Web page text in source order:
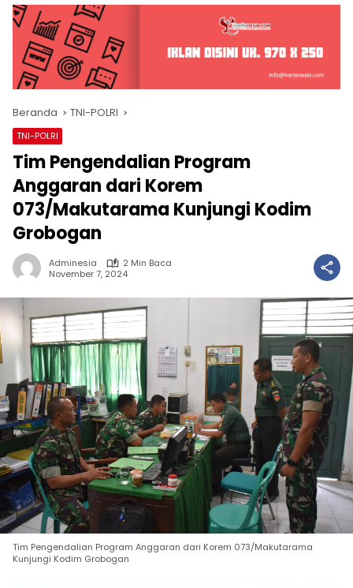
Beranda TNI-POLRI
TNI-POLRI
Tim Pengendalian Program
Anggaran dari Korem
073/Makutarama Kunjungi Kodim
Grobogan
Adminesia
2 Min Baca
November 7, 2024
Tim Pengendalian Program Anggaran dari Korem 073/Makutarama
Kunjungi Kodim Grobogan